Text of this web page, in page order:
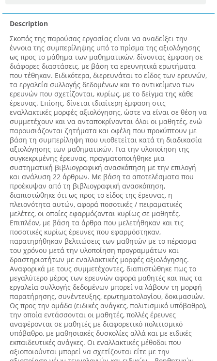
Description
Σκοπός της παρούσας εργασίας είναι να αναδείξει την
έννοια της συμπερίληψης υπό το πρίσμα της αξιολόγησης
ως προς το μάθημα των μαθηματικών, δίνοντας έμφαση σε
διάφορες διαστάσεις, με βάση τα ερευνητικά ερωτήματα
που τέθηκαν. Ειδικότερα, διερευνάται το είδος των ερευνών,
τα εργαλεία συλλογής δεδομένων και το αντικείμενο των
ερευνών που σχετίζονται, κυρίως, με το δείγμα της κάθε
έρευνας. Επίσης, δίνεται ιδιαίτερη έμφαση στις
εναλλακτικές μορφές αξιολόγησης, ώστε να είναι σε θέση να
συμμετέχουν και να ανταποκρίνονται όλοι οι μαθητές, ενώ
παρουσιάζονται ζητήματα και οφέλη που προκύπτουν με
βάση τη συμπερίληψη που υιοθετείται κατά τη διαδικασία
αξιολόγησης των μαθηματικών. Για την υλοποίηση της
συγκεκριμένης έρευνας, πραγματοποιήθηκε μια
συστηματική βιβλιογραφική ανασκόπηση με την επιλογή
και ανάλυση 22 άρθρων. Με βάση τα αποτελέσματα που
προέκυψαν από τη βιβλιογραφική ανασκόπηση,
διαπιστώθηκε ότι ως προς το είδος της έρευνας, η
πλειονότητα αυτών, αφορά ποσοτικές / πειραματικές
μελέτες, οι οποίες εφαρμόζονται κυρίως σε μαθητές.
Επιπλέον, με βάση τα άρθρα που μελετήθηκαν και τις
ποσοτικές κυρίως έρευνες που εφαρμόστηκαν,
παρατηρήθηκαν βελτιώσεις των μαθητών με το πέρασμα
του χρόνου μετά την υλοποίηση προγραμμάτων και
δραστηριοτήτων με εναλλακτικές μορφές αξιολόγησης.
Αναφορικά με τους συμμετέχοντες, διαπιστώθηκε πως το
μεγαλύτερο μέρος των ερευνών αφορά μαθητές και πως τα
εργαλεία συλλογής δεδομένων μπορεί να λάβουν τη μορφή
παρατήρησης, συνέντευξης, ερωτηματολογίου, δοκιμασιών.
Ως προς την ομάδα (ειδικές ανάγκες, πολιτισμικό υπόβαθρο),
την οποία εντάσσονται οι μαθητές, πολλές έρευνες
αναφέρονται σε μαθητές με διαφορετικό πολιτισμικό
υπόβαθρο, με μαθησιακές δυσκολίες αλλά και με ειδικές
εκπαιδευτικές ανάγκες. Οι εναλλακτικές μέθοδοι που
αξιοποιούνται μπορεί να σχετίζονται είτε με την